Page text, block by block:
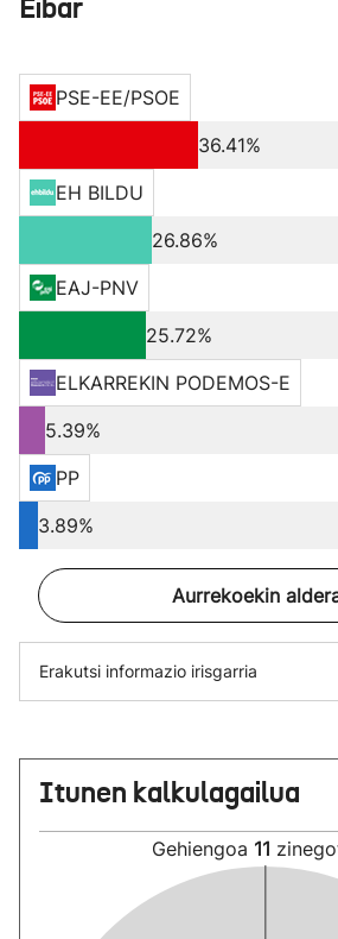
Eibar
PSE-EE/PSOE
36.41%
EH BILDU
26.86%
EAJ-PNV
25.72%
ELKARREKIN PODEMOS-E
5.39%
PP
3.89%
Aurrekoekin
Erakutsi informazio irisgarria
Itunen kalkulagailua
Gehiengoa 11